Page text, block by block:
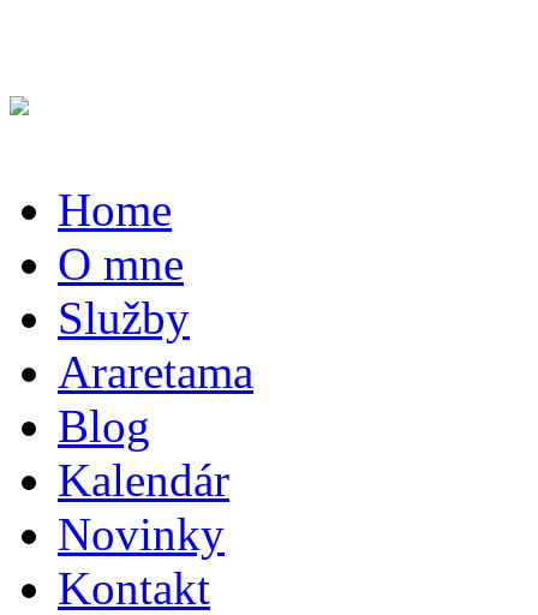
Home
O mne
Služby
Araretama
Blog
Kalendár
Novinky
Kontakt